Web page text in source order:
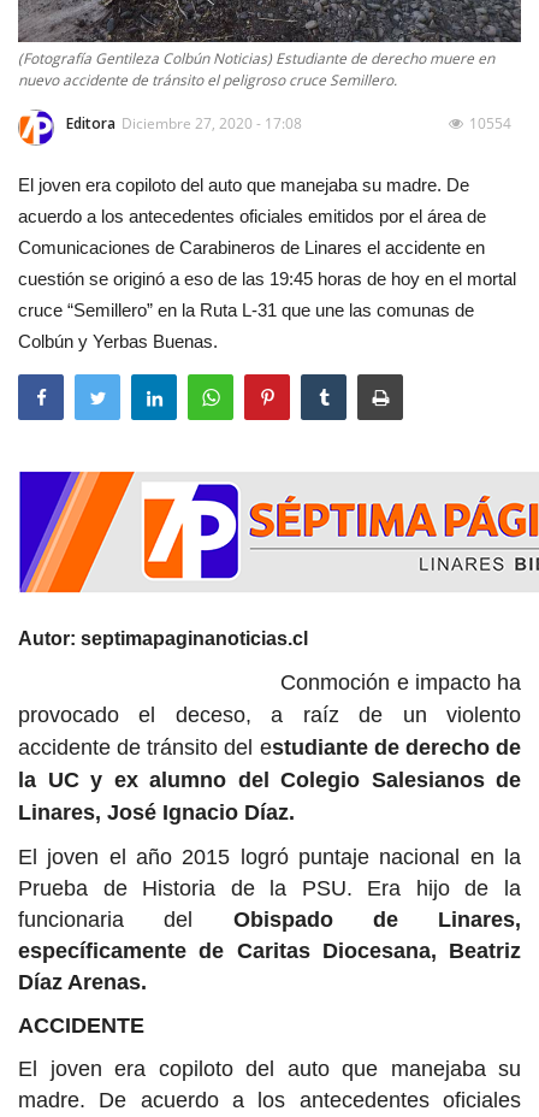
(Fotografía Gentileza Colbún Noticias) Estudiante de derecho muere en
nuevo accidente de tránsito el peligroso cruce Semillero.
Editora Diciembre 27, 2020 - 17:08 10554
El joven era copiloto del auto que manejaba su madre. De
acuerdo a los antecedentes oficiales emitidos por el área de
Comunicaciones de Carabineros de Linares el accidente en
cuestión se originó a eso de las 19:45 horas de hoy en el mortal
cruce “Semillero” en la Ruta L-31 que une las comunas de
Colbún y Yerbas Buenas.
Autor: septimapaginanoticias.cl
Conmoción e impacto ha
provocado el deceso, a raíz de un violento
accidente de tránsito del estudiante de derecho de
la UC y ex alumno del Colegio Salesianos de
Linares, José Ignacio Díaz.
El joven el año 2015 logró puntaje nacional en la
Prueba de Historia de la PSU. Era hijo de la
funcionaria del Obispado de Linares,
específicamente de Caritas Diocesana, Beatriz
Díaz Arenas.
ACCIDENTE
El joven era copiloto del auto que manejaba su
madre. De acuerdo a los antecedentes oficiales